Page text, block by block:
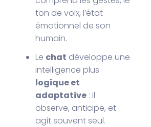
ton de voix, l’état
émotionnel de son
humain.
Le chat développe une
intelligence plus
logique et
adaptative : il
observe, anticipe, et
agit souvent seul.